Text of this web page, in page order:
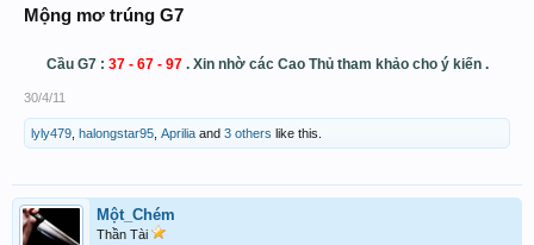
Mộng mơ trúng G7
Cầu G7 : 37 - 67 - 97. Xin nhờ các Cao Thủ tham khảo cho ý kiến .
30/4/11
lyly479 halongstar95 Aprilia and 3 others like this.
Một_Chém
Thần Tài